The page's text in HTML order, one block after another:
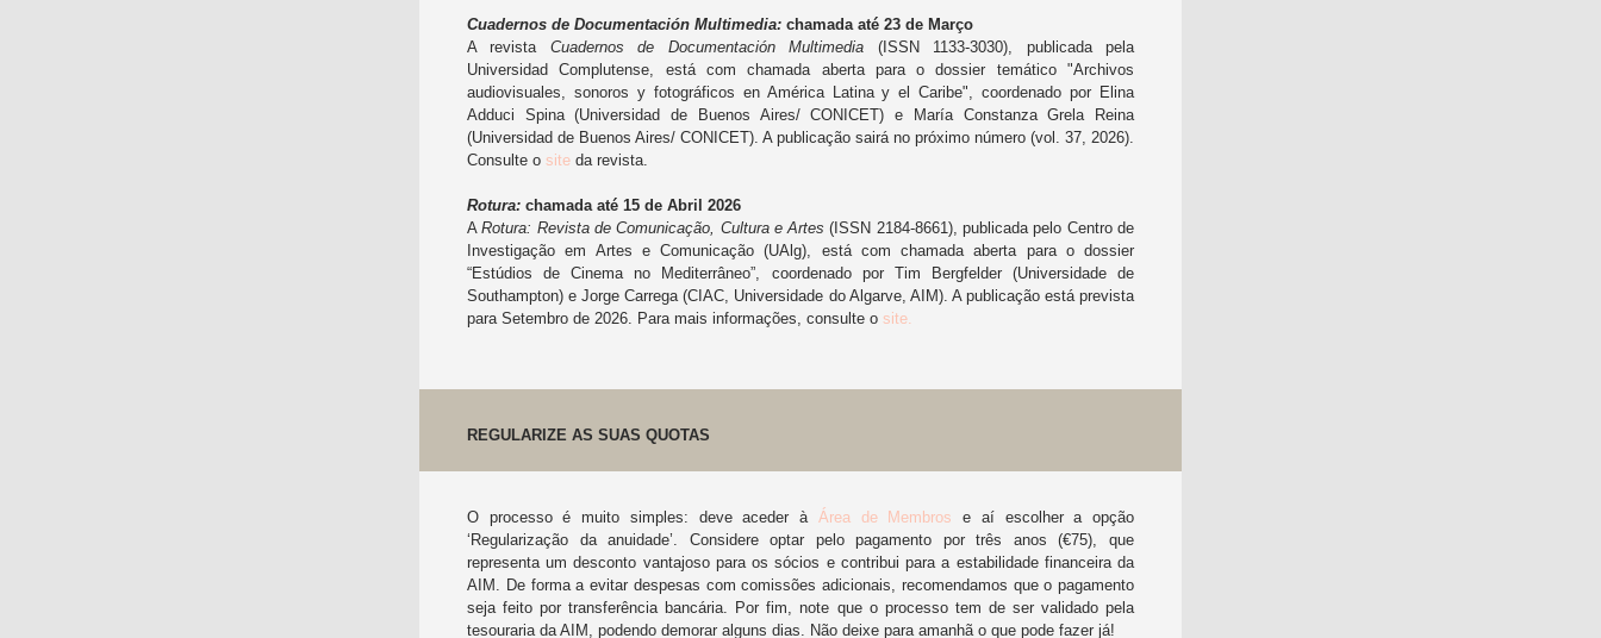
Cuadernos de Documentación Multimedia: chamada até 23 de Março
A revista Cuadernos de Documentación Multimedia (ISSN 1133-3030), publicada pela
Universidad Complutense, está com chamada aberta para o dossier temático "Archivos
audiovisuales, sonoros y fotográficos en América Latina y el Caribe", coordenado por Elina
Adduci Spina (Universidad de Buenos Aires/ CONICET) e María Constanza Grela Reina
(Universidad de Buenos Aires/ CONICET). A publicação sairá no próximo número (vol. 37, 2026).
Consulte o site da revista.
Rotura: chamada até 15 de Abril 2026
ARotura: Revista de Comunicação, Cultura e Artes(ISSN 2184-8661), publicada pelo Centro de
Investigação em Artes e Comunicação (UAlg), está com chamada aberta para o dossier
“Estúdios de Cinema no Mediterrâneo”, coordenado por Tim Bergfelder (Universidade de
Southampton) e Jorge Carrega (CIAC, Universidade do Algarve, AIM). A publicação está prevista
para Setembro de 2026. Para mais informações, consulte o site.
REGULARIZE AS SUAS QUOTAS
O processo é muito simples: deve aceder à Área de Membros e aí escolher a opção
‘Regularização da anuidade’. Considere optar pelo pagamento por três anos (€75), que
representa um desconto vantajoso para os sócios e contribui para a estabilidade financeira da
AIM. De forma a evitar despesas com comissões adicionais, recomendamos que o pagamento
seja feito por transferência bancária. Por fim, note que o processo tem de ser validado pela
tesouraria da AIM, podendo demorar alguns dias. Não deixe para amanhã o que pode fazer já!